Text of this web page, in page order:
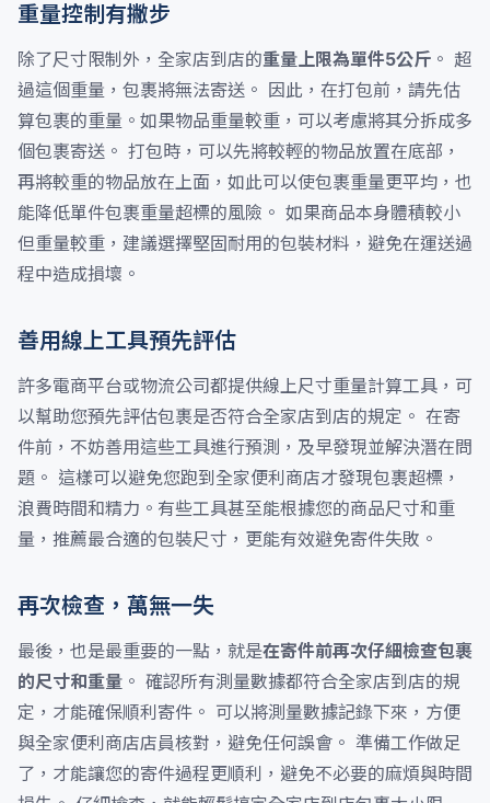
重量控制有撇步
除了尺寸限制外，全家店到店的重量上限為單件5公斤 。 超
過這個重量，包裹將無法寄送。 因此，在打包前，請先估
算包裹的重量。如果物品重量較重，可以考慮將其分拆成多
個包裹寄送。 打包時，可以先將較輕的物品放置在底部，
再將較重的物品放在上面，如此可以使包裹重量更平均，也
能降低單件包裹重量超標的風險。 如果商品本身體積較小
但重量較重，建議選擇堅固耐用的包裝材料，避免在運送過
程中造成損壞。
善用線上工具預先評估
許多電商平台或物流公司都提供線上尺寸重量計算工具，可
以幫助您預先評估包裹是否符合全家店到店的規定。 在寄
件前，不妨善用這些工具進行預測，及早發現並解決潛在問
題。 這樣可以避免您跑到全家便利商店才發現包裹超標，
浪費時間和精力。有些工具甚至能根據您的商品尺寸和重
量，推薦最合適的包裝尺寸，更能有效避免寄件失敗。
再次檢查，萬無一失
最後，也是最重要的一點，就是在寄件前再次仔細檢查包裹
的尺寸和重量 。 確認所有測量數據都符合全家店到店的規
定，才能確保順利寄件。 可以將測量數據記錄下來，方便
與全家便利商店店員核對，避免任何誤會。 準備工作做足
了，才能讓您的寄件過程更順利，避免不必要的麻煩與時間